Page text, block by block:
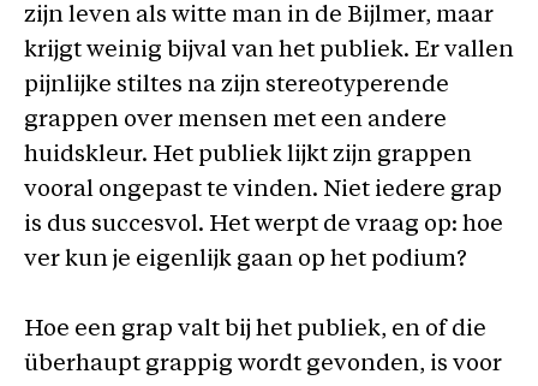
zijn leven als witte man in de Bijlmer, maar
krijgt weinig bijval van het publiek. Er vallen
pijnlijke stiltes na zijn stereotyperende
grappen over mensen met een andere
huidskleur. Het publiek lijkt zijn grappen
vooral ongepast te vinden. Niet iedere grap
is dus succesvol. Het werpt de vraag op: hoe
ver kun je eigenlijk gaan op het podium?
Hoe een grap valt bij het publiek, en of die
überhaupt grappig wordt gevonden, is voor